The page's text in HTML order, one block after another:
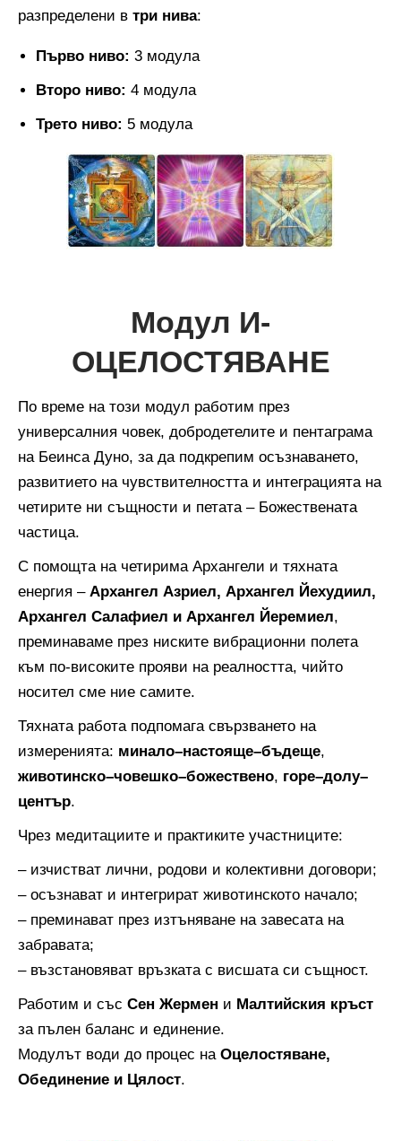
разпределени в три нива:
Първо ниво: 3 модула
Второ ниво: 4 модула
Трето ниво: 5 модула
Модул И-
ОЦЕЛОСТЯВАНЕ
По време на този модул работим през
универсалния човек, добродетелите и пентаграма
на Беинса Дуно, за да подкрепим осъзнаването,
развитието на чувствителността и интеграцията на
четирите ни същности и петата – Божествената
частица.
С помощта на четирима Архангели и тяхната
енергия – Архангел Азриел, Архангел Йехудиил,
Архангел Салафиел и Архангел Йеремиел,
преминаваме през ниските вибрационни полета
към по-високите прояви на реалността, чийто
носител сме ние самите.
Тяхната работа подпомага свързването на
измеренията: минало–настояще–бъдеще,
животинско–човешко–божествено, горе–долу–
център.
Чрез медитациите и практиките участниците:
– изчистват лични, родови и колективни договори;
– осъзнават и интегрират животинското начало;
– преминават през изтъняване на завесата на
забравата;
– възстановяват връзката с висшата си същност.
Работим и със Сен Жермен и Малтийския кръст
за пълен баланс и единение.
Модулът води до процес на Оцелостяване,
Обединение и Цялост.